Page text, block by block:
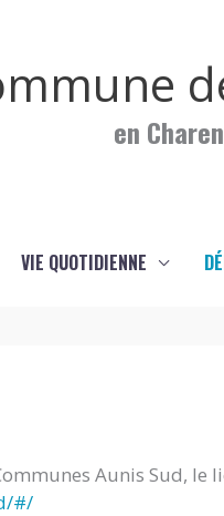
en
VIE QUOTIDIENNE
Aunis Sud,
#/